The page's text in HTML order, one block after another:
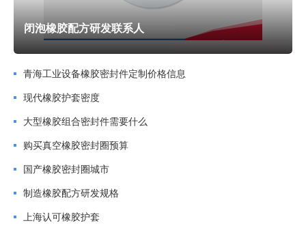
效果。这些因素相互关联，共同决定了密封圈在低温环境下的
可靠性和使用时长。
真空密封橡胶圈的一个特性是其弹性变形与回弹能力。橡
胶作为一种高弹性的高分子材料，在外力作用下能发生可逆形
配合面机械加工精度的要求，使得在保证可靠密封的同时，能
够控制制造成本。回弹能力则确保在法兰压力波动或温度变化
引起尺寸微调时，密封圈仍能保持接触压力。真空橡胶密封圈
闭泡橡胶配方研发联系人
青海工业设备橡胶密封件定制价格信息
现代橡胶护套密度
大型橡胶组合密封件需要什么
购买真空橡胶密封圈预算
国产橡胶密封圈城市
制造橡胶配方研发规格
上海认可橡胶护套